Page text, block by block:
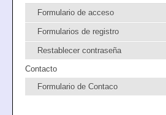
Formulario de acceso
Formularios de registro
Restablecer contraseña
Contacto
Formulario de Contaco